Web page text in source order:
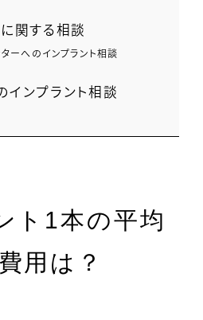
関する相談
ーへのインプラント相談
インプラント相談
ト1本の平均
用は？